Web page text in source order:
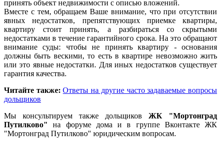
принять объект недвижимости с описью вложений.
Вместе с тем, обращаем Ваше внимание, что при отсутствии
явных недостатков, препятствующих приемке квартиры,
квартиру стоит принять, а разбираться со скрытыми
недостатками в течение гарантийного срока. На это обращают
внимание суды: чтобы не принять квартиру - основания
должны быть вескими, то есть в квартире невозможно жить
или это явные недостатки. Для иных недостатков существует
гарантия качества.
Читайте также: Ответы на другие часто задаваемые вопросы
дольщиков
Мы консультируем также дольщиков ЖК "Мортонград
Путилково"
на форуме дома и в группе Вконтакте ЖК
"Мортонград Путилково" юридическим вопросам.